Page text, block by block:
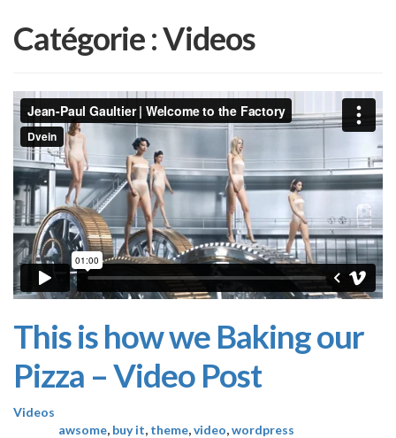
Catégorie :Videos
This is how we Baking our
Pizza – Video Post
Videos
awsome, buy it, theme,video,wordpress